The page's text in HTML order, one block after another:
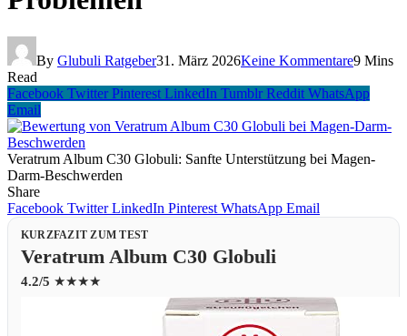
By Glubuli Ratgeber31. März 2026Keine Kommentare9 Mins
Read
Facebook Twitter Pinterest LinkedIn Tumblr Reddit WhatsApp
Email
Veratrum Album C30 Globuli: Sanfte Unterstützung bei Magen-
Darm-Beschwerden
Share
Facebook Twitter LinkedIn Pinterest WhatsApp Email
KURZFAZIT ZUM TEST
Veratrum Album C30 Globuli
4.2/5 ★★★★